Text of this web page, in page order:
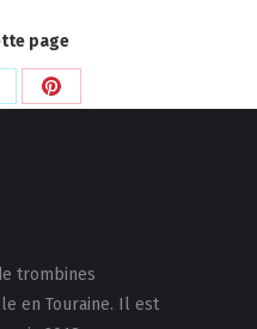
page
Partager
trombines
en Touraine. Il est